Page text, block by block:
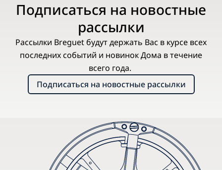
Подписаться на новостные
рассылки
Рассылки Breguet будут держать Вас в курсе всех
последних событий и новинок Дома в течение
всего года.
Подписаться на новостные рассылки